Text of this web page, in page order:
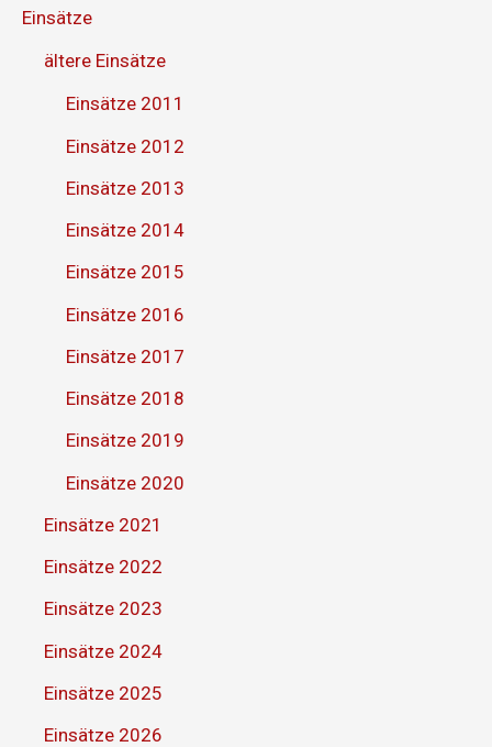
Einsätze
ältere Einsätze
Einsätze 2011
Einsätze 2012
Einsätze 2013
Einsätze 2014
Einsätze 2015
Einsätze 2016
Einsätze 2017
Einsätze 2018
Einsätze 2019
Einsätze 2020
Einsätze 2021
Einsätze 2022
Einsätze 2023
Einsätze 2024
Einsätze 2025
Einsätze 2026